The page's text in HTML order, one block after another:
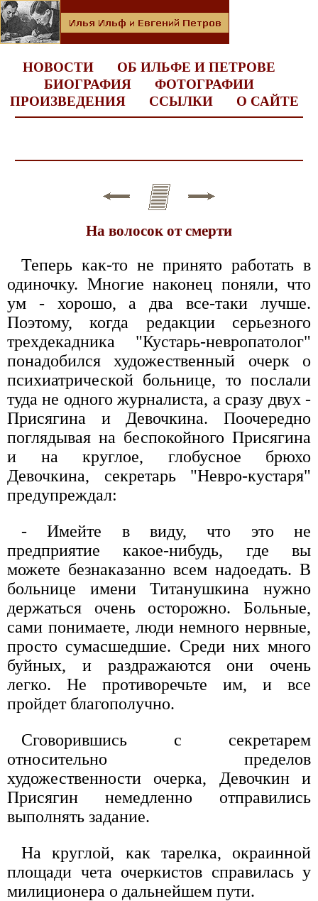
НОВОСТИ
ОБ ИЛЬФЕ И ПЕТРОВЕ
БИОГРАФИЯ
ФОТОГРАФИИ
ПРОИЗВЕДЕНИЯ
ССЫЛКИ О САЙТЕ
На волосок от смерти
Теперь как-то не принято работать в
одиночку. Многие наконец поняли, что
ум - хорошо, а два все-таки лучше.
Поэтому, когда редакции серьезного
трехдекадника "Кустарь-невропатолог"
понадобился художественный очерк о
психиатрической больнице, то послали
туда не одного журналиста, а сразу двух -
Присягина и Девочкина. Поочередно
поглядывая на беспокойного Присягина
и на круглое, глобусное брюхо
Девочкина, секретарь "Невро-кустаря"
предупреждал:
- Имейте в виду, что это не
предприятие какое-нибудь, где вы
можете безнаказанно всем надоедать. В
больнице имени Титанушкина нужно
держаться очень осторожно. Больные,
сами понимаете, люди немного нервные,
просто сумасшедшие. Среди них много
буйных, и раздражаются они очень
легко. Не противоречьте им, и все
пройдет благополучно.
Сговорившись с секретарем
относительно пределов
художественности очерка, Девочкин и
Присягин немедленно отправились
выполнять задание.
На круглой, как тарелка, окраинной
площади чета очеркистов справилась у
милиционера о дальнейшем пути.